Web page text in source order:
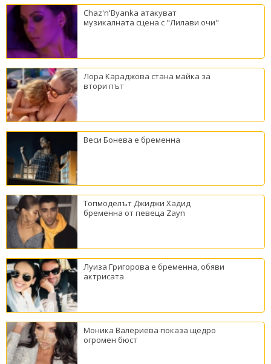
Chaz'n'Byanka атакуват
музикалната сцена с "Лилави очи"
Лора Караджова стана майка за
втори път
Веси Бонева е бременна
Топмоделът Джиджи Хадид
бременна от певеца Zayn
Луиза Григорова е бременна, обяви
актрисата
Моника Валериева показа щедро
огромен бюст